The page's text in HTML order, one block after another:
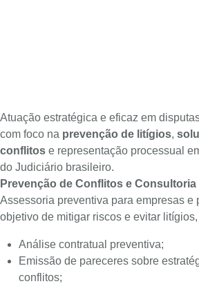
Atuação estratégica e eficaz em
com foco na prevenção de litígios,
conflitos e representação processual
do Judiciário brasileiro.
Prevenção de Conflitos e
Assessoria preventiva para empresas e
objetivo de mitigar riscos e evitar
Análise contratual preventiva;
Emissão de pareceres sobre
conflitos;